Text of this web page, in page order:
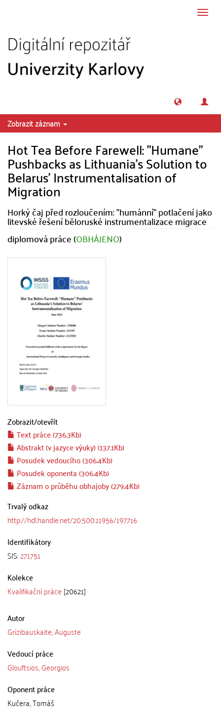
Zobrazit záznam
Hot Tea Before Farewell: "Humane"
Pushbacks as Lithuania's Solution to
Belarus' Instrumentalisation of
Migration
Horký čaj před rozloučením: "humánní" potlačení jako
litevské řešení běloruské instrumentalizace migrace
diplomová práce (OBHÁJENO)
Zobrazit/otevřít
Text práce (736.3Kb)
Abstrakt (v jazyce výuky) (137.1Kb)
Posudek vedoucího (306.4Kb)
Posudek oponenta (306.4Kb)
Záznam o průběhu obhajoby (279.4Kb)
Trvalý odkaz
http://hdl.handle.net/20.500.11956/197716
Identifikátory
SIS:271751
Kolekce
Kvalifikační práce [20621]
Autor
Grizibauskaite, Auguste
Vedoucí práce
Glouftsios, Georgios
Oponent práce
Kučera, Tomáš